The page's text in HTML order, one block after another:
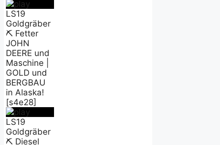
LS19
Goldgräber
⛏️ Fetter
JOHN
DEERE und
Maschine |
GOLD und
BERGBAU
in Alaska!
[s4e28]
LS19
Goldgräber
⛏️ Diesel